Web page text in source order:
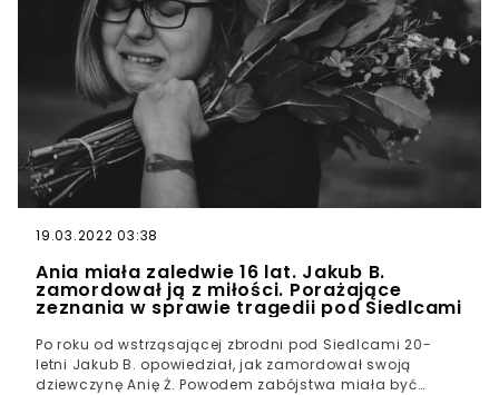
19.03.2022 03:38
Ania miała zaledwie 16 lat. Jakub B.
zamordował ją z miłości. Porażające
zeznania w sprawie tragedii pod Siedlcami
Po roku od wstrząsającej zbrodni pod Siedlcami 20-
letni Jakub B. opowiedział, jak zamordował swoją
dziewczynę Anię Ż. Powodem zabójstwa miała być